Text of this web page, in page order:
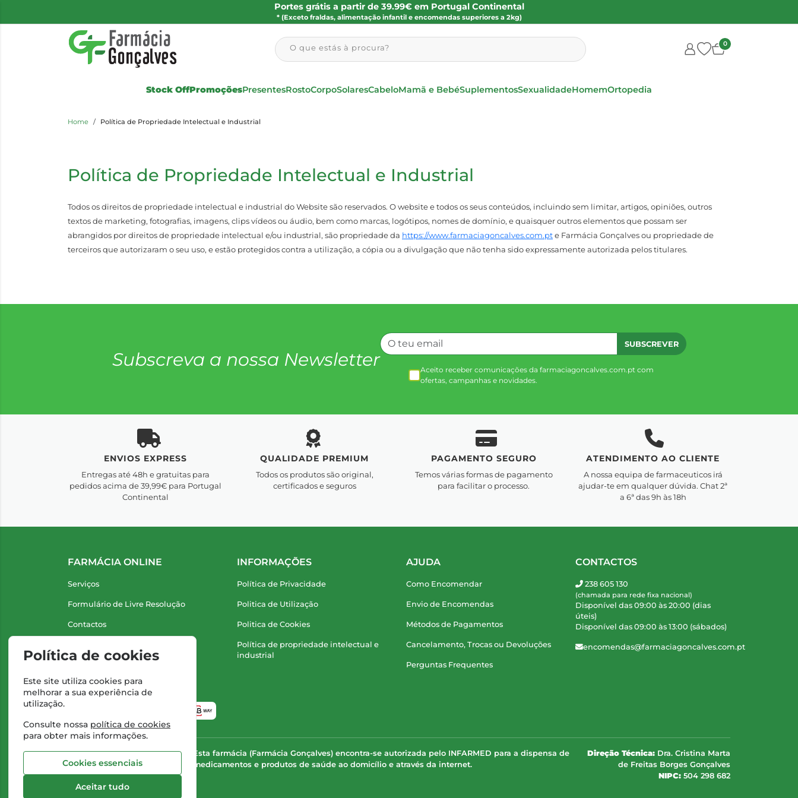
Portes grátis a partir de 39.99€ em Portugal Continental
* (Exceto fraldas, alimentação infantil e encomendas superiores a 2kg)
O que estás à procura? 0
Stock OffPromoçõesPresentesRostoCorpoSolaresCabeloMamã e BebéSuplementosSexualidadeHomemOrtopedia
Home Política de Propriedade Intelectual e Industrial
Política de Propriedade Intelectual e Industrial
Todos os direitos de propriedade intelectual e industrial do Website são reservados. O website e todos os seus conteúdos, incluindo sem limitar, artigos, opiniões, outros
textos de marketing, fotografias, imagens, clips vídeos ou áudio, bem como marcas, logótipos, nomes de domínio, e quaisquer outros elementos que possam ser
abrangidos por direitos de propriedade intelectual e/ou industrial, são propriedade da https://www.farmaciagoncalves.com.pte Farmácia Gonçalves ou propriedade de
terceiros que autorizaram o seu uso, e estão protegidos contra a utilização, a cópia ou a divulgação que não tenha sido expressamente autorizada pelos titulares.
Subscreva a nossa Newsletter
SUBSCREVER
Aceito receber comunicações da farmaciagoncalves.com.pt com
ofertas, campanhas e novidades.
ENVIOS EXPRESS
Entregas até 48h e gratuitas para
pedidos acima de 39,99€ para Portugal
Continental
QUALIDADE PREMIUM
Todos os produtos são original,
certificados e seguros
PAGAMENTO SEGURO
Temos várias formas de pagamento
para facilitar o processo.
ATENDIMENTO AO CLIENTE
A nossa equipa de farmaceuticos irá
ajudar-te em qualquer dúvida. Chat 2ª
a 6ª das 9h às 18h
FARMÁCIA ONLINE
Serviços
Formulário de Livre Resolução
Contactos
INFORMAÇÕES
Política de Privacidade
Politica de Utilização
Politica de Cookies
Política de propriedade intelectual e
industrial
AJUDA
Como Encomendar
Envio de Encomendas
Métodos de Pagamentos
Cancelamento, Trocas ou Devoluções
Perguntas Frequentes
CONTACTOS
238 605 130
(chamada para rede fixa nacional)
Disponível das 09:00 às 20:00 (dias
úteis)
Disponível das 09:00 às 13:00 (sábados)
encomendas@farmaciagoncalves.com.pt
Esta farmácia (Farmácia Gonçalves) encontra-se autorizada pelo INFARMED para a dispensa de
medicamentos e produtos de saúde ao domicílio e através da internet.
Direção Técnica: Dra. Cristina Marta
de Freitas Borges Gonçalves
NIPC: 504 298 682
Política de cookies
Este site utiliza cookies para
melhorar a sua experiência de
utilização.
Consulte nossa política de cookies
para obter mais informações.
Cookies essenciais
Aceitar tudo